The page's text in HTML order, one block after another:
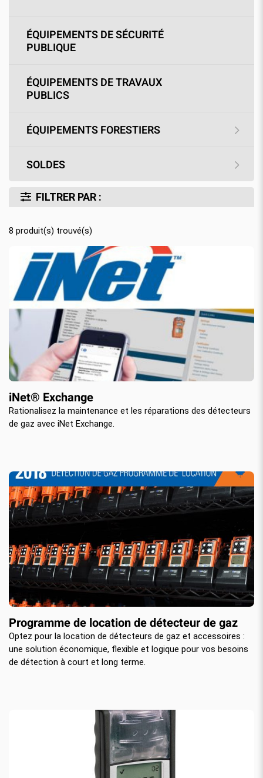
ÉQUIPEMENTS DE SÉCURITÉ
PUBLIQUE
ÉQUIPEMENTS DE TRAVAUX
PUBLICS
ÉQUIPEMENTS FORESTIERS
SOLDES
FILTRER PAR :
8 produit(s) trouvé(s)
iNet® Exchange
Rationalisez la maintenance et les réparations des détecteurs
de gaz avec iNet Exchange.
Programme de location de détecteur de gaz
Optez pour la location de détecteurs de gaz et accessoires :
une solution économique, flexible et logique pour vos besoins
de détection à court et long terme.